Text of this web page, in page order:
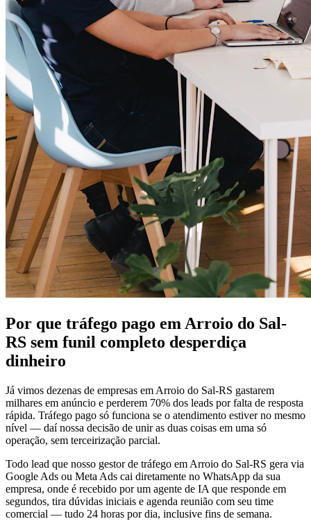
Por que tráfego pago em Arroio do Sal-
RS sem funil completo desperdiça
dinheiro
Já vimos dezenas de empresas em Arroio do Sal-RS gastarem
milhares em anúncio e perderem 70% dos leads por falta de resposta
rápida. Tráfego pago só funciona se o atendimento estiver no mesmo
nível — daí nossa decisão de unir as duas coisas em uma só
operação, sem terceirização parcial.
Todo lead que nosso gestor de tráfego em Arroio do Sal-RS gera via
Google Ads ou Meta Ads cai diretamente no WhatsApp da sua
empresa, onde é recebido por um agente de IA que responde em
segundos, tira dúvidas iniciais e agenda reunião com seu time
comercial — tudo 24 horas por dia, inclusive fins de semana.